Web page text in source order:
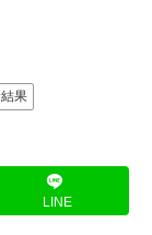
果
LINE